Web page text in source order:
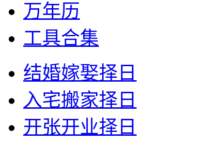
万年历
工具合集
结婚嫁娶择日
入宅搬家择日
开张开业择日